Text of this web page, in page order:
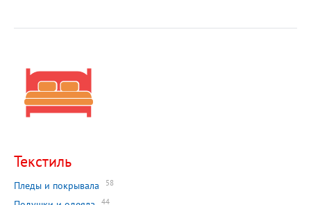
Текстиль
Пледы и покрывала 58
44